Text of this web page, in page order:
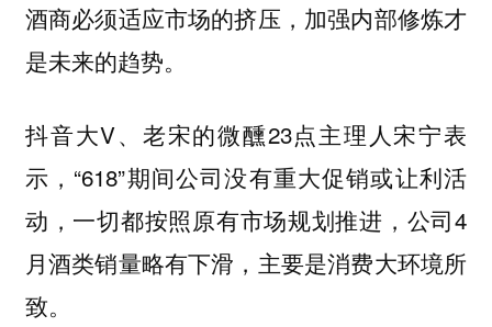
酒商必须适应市场的挤压，加强内部修炼才
是未来的趋势。
抖音大V、老宋的微醺23点主理人宋宁表
示，“618”期间公司没有重大促销或让利活
动，一切都按照原有市场规划推进，公司4
月酒类销量略有下滑，主要是消费大环境所
致。